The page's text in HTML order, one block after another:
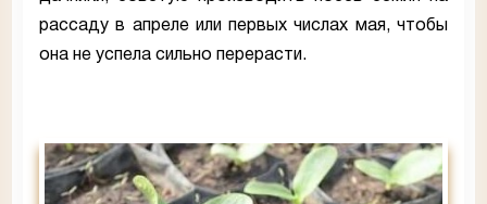
рассаду в апреле или первых числах мая, чтобы
она не успела сильно перерасти.